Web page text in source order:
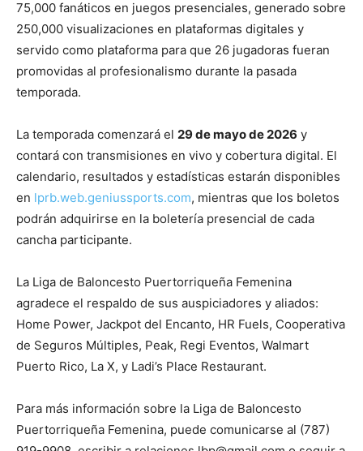
75,000 fanáticos en juegos presenciales, generado sobre
250,000 visualizaciones en plataformas digitales y
servido como plataforma para que 26 jugadoras fueran
promovidas al profesionalismo durante la pasada
temporada.
La temporada comenzará el 29 de mayo de 2026 y
contará con transmisiones en vivo y cobertura digital. El
calendario, resultados y estadísticas estarán disponibles
en lprb.web.geniussports.com, mientras que los boletos
podrán adquirirse en la boletería presencial de cada
cancha participante.
La Liga de Baloncesto Puertorriqueña Femenina
agradece el respaldo de sus auspiciadores y aliados:
Home Power, Jackpot del Encanto, HR Fuels, Cooperativa
de Seguros Múltiples, Peak, Regi Eventos, Walmart
Puerto Rico, La X, y Ladi’s Place Restaurant.
Para más información sobre la Liga de Baloncesto
Puertorriqueña Femenina, puede comunicarse al (787)